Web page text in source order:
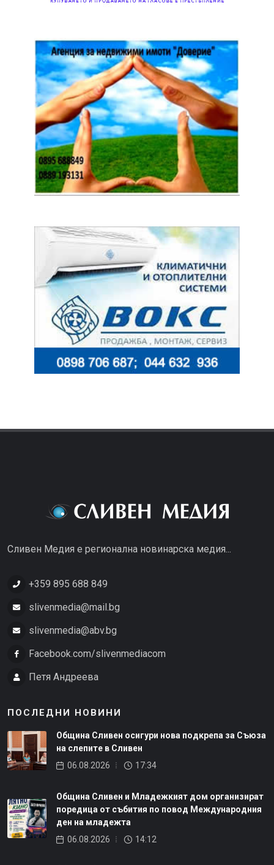
Сливен Медия е регионална новинарска медия...
+359 895 688 849
slivenmedia@mail.bg
slivenmedia@abv.bg
Facebook.com/slivenmediacom
Петя Андреева
ПОСЛЕДНИ НОВИНИ
Община Сливен осигури нова подкрепа за Съюза
на слепите в Сливен
06.08.2026
17:34
Община Сливен и Младежкият дом организират
поредица от събития по повод Международния
ден на младежта
06.08.2026
14:12